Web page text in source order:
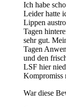
Ich habe
Leider hatte
Lippen
Tagen
sehr gut.
Tagen
und den
LSF hier
Kompromiss
War diese